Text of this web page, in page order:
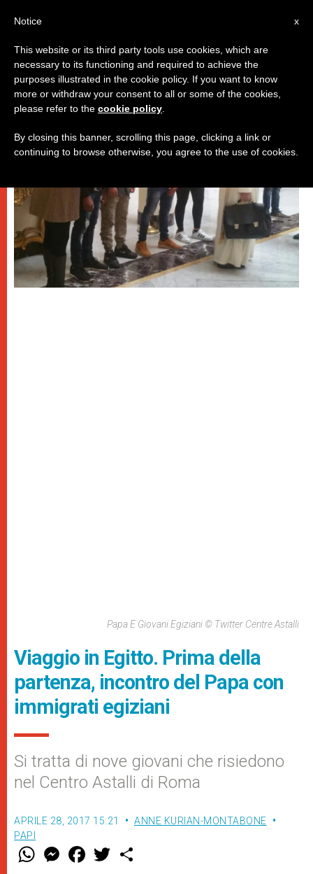
PAPI
Papa E Giovani Egiziani © Twitter Centre Astalli
Viaggio in Egitto. Prima della
partenza, incontro del Papa con
immigrati egiziani
Si tratta di nove giovani che risiedono
nel Centro Astalli di Roma
APRILE 28, 2017 15:21
ANNE KURIAN-MONTABONE
PAPI
W M
e
F
a w
x
Notice
This website or its third party tools use cookies, which are
necessary to its functioning and required to achieve the
purposes illustrated in the cookie policy. If you want to know
more or withdraw your consent to all or some of the cookies,
please refer to the cookie policy
By closing this banner, scrolling this page, clicking a link or
continuing to browse otherwise, you agree to the use of cookies.